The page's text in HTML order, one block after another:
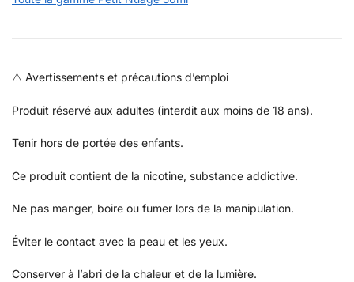
⚠️ Avertissements et précautions d’emploi
Produit réservé aux adultes (interdit aux moins de 18 ans).
Tenir hors de portée des enfants.
Ce produit contient de la nicotine, substance addictive.
Ne pas manger, boire ou fumer lors de la manipulation.
Éviter le contact avec la peau et les yeux.
Conserver à l’abri de la chaleur et de la lumière.